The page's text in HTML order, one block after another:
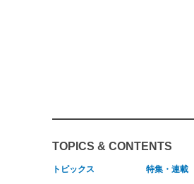
TOPICS & CONTENTS
トピックス 特集・連載